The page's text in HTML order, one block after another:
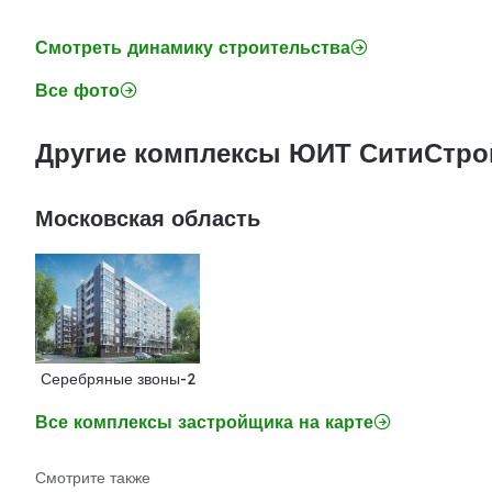
Смотреть динамику строительства
Все фото
Другие комплексы ЮИТ
Московская область
Серебряные звоны-2
Все комплексы застройщика на карте
Смотрите также